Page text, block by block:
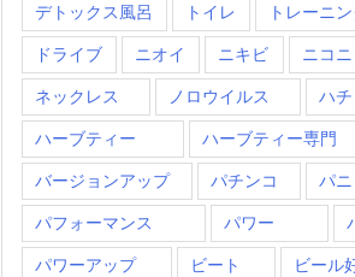
デトックス風呂 トイレ トレーニ
ドライブ ニオイ ニキビ ニコ
ネックレス ノロウイルス ハチ
ハーブティー ハーブティー専門
バージョンアップ パチンコ パ
パフォーマンス パワー
パワーアップ ビート ビール